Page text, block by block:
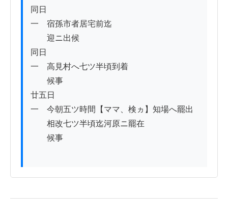
同日
一　宿孫市者居宅前迄
迎ニ出候
同日
一　高見村へ七ツ半頃到着
候事
廿五日
一　今朝五ツ時間【ママ、検ヵ】知場へ罷出
相改七ツ半頃迄河原ニ罷在
候事